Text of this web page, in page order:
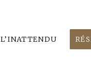
L’INATTENDU